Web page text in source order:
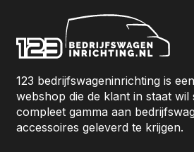
123 bedrijfswageninrichting is
webshop die de klant in staat wil
compleet gamma aan
accessoires geleverd te krijgen.